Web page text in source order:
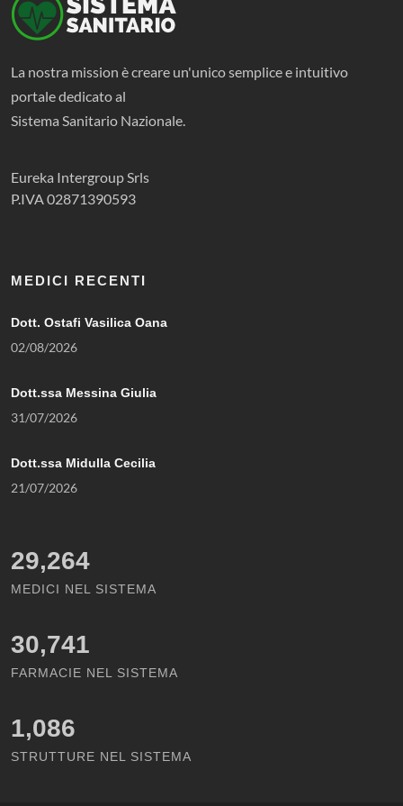
La nostra mission è creare un'unico semplice e intuitivo
portale dedicato al
Sistema Sanitario Nazionale.
Eureka Intergroup Srls
P.IVA 02871390593
MEDICI RECENTI
Dott. Ostafi Vasilica Oana
02/08/2026
Dott.ssa Messina Giulia
31/07/2026
Dott.ssa Midulla Cecilia
21/07/2026
29,264
MEDICI NEL SISTEMA
30,741
FARMACIE NEL SISTEMA
1,086
STRUTTURE NEL SISTEMA